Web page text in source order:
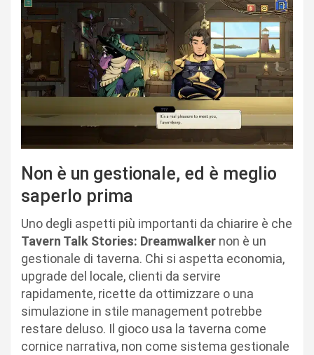
Non è un gestionale, ed è meglio
saperlo prima
Uno degli aspetti più importanti da chiarire è che
Tavern Talk Stories: Dreamwalker non è un
gestionale di taverna. Chi si aspetta economia,
upgrade del locale, clienti da servire
rapidamente, ricette da ottimizzare o una
simulazione in stile management potrebbe
restare deluso. Il gioco usa la taverna come
cornice narrativa, non come sistema gestionale